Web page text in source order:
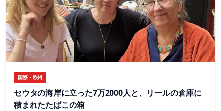
国際・欧州
セウタの海岸に立った7万2000人と、リールの倉庫に
積まれたたばこの箱